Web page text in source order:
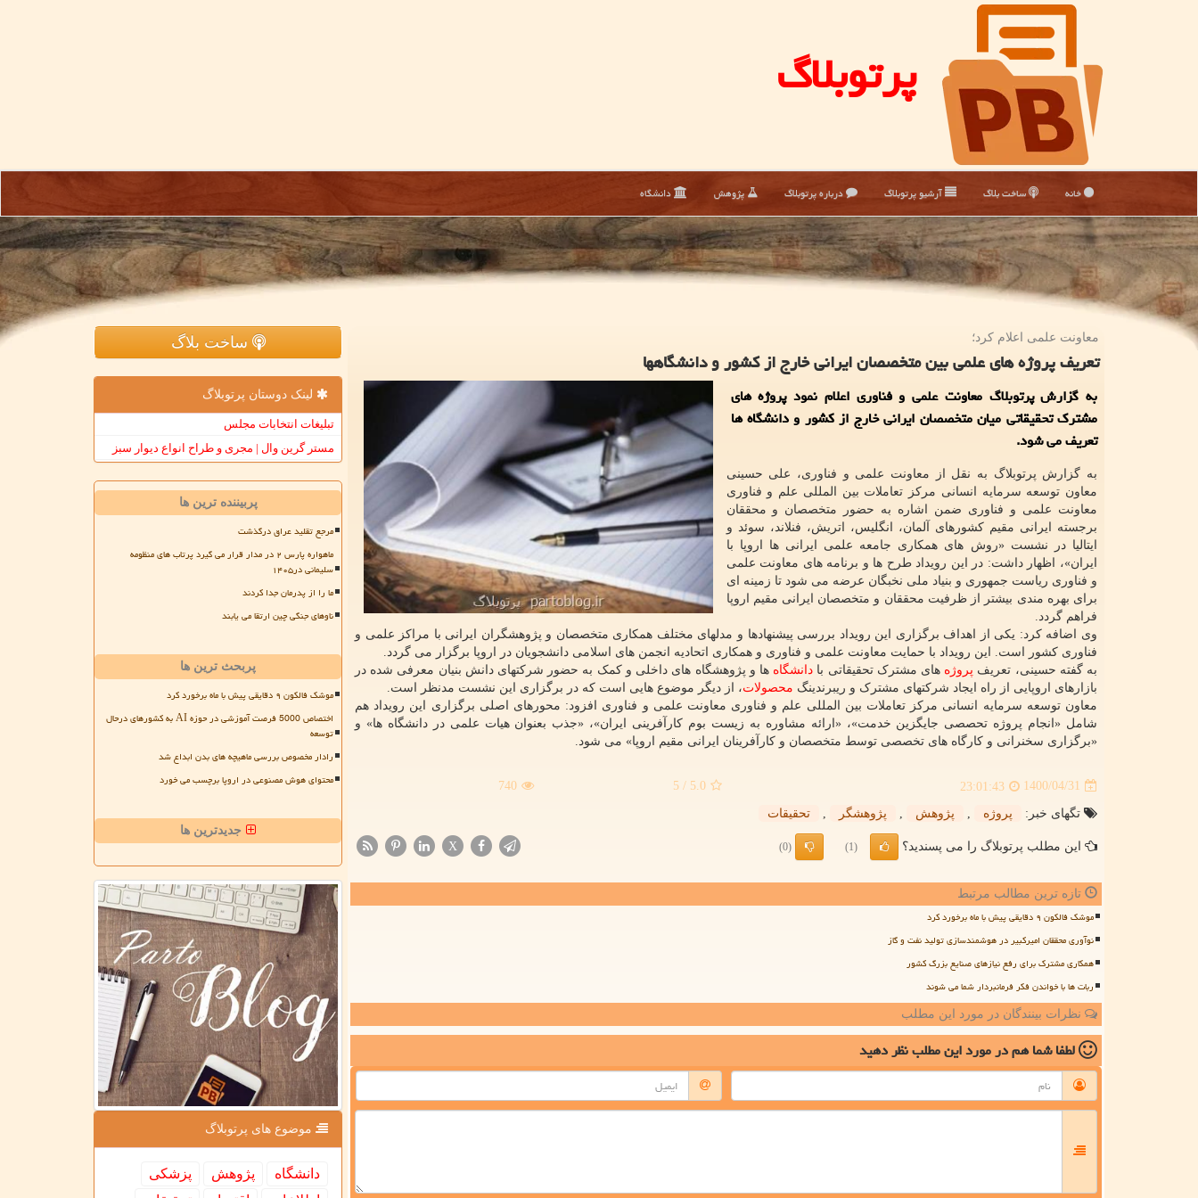
پرتوبلاگ
خانه ساخت بلاگ آرشیو پرتوبلاگ درباره پرتوبلاگ پژوهش دانشگاه
معاونت علمی اعلام كرد؛
تعریف پروژه های علمی بین متخصصان ایرانی خارج از كشور و دانشگاهها
به گزارش پرتوبلاگ معاونت علمی و فناوری اعلام نمود پروژه های
مشترک تحقیقاتی میان متخصصان ایرانی خارج از کشور و دانشگاه ها
تعریف می شود.
به گزارش پرتوبلاگ به نقل از معاونت علمی و فناوری، علی حسینی
معاون توسعه سرمایه انسانی مرکز تعاملات بین المللی علم و فناوری
معاونت علمی و فناوری ضمن اشاره به حضور متخصصان و محققان
برجسته ایرانی مقیم کشورهای آلمان، انگلیس، اتریش، فنلاند، سوئد و
ایتالیا در نشست «روش های همکاری جامعه علمی ایرانی ها اروپا با
ایران»، اظهار داشت: در این رویداد طرح ها و برنامه های معاونت علمی
و فناوری ریاست جمهوری و بنیاد ملی نخبگان عرضه می شود تا زمینه ای
برای بهره مندی بیشتر از ظرفیت محققان و متخصصان ایرانی مقیم اروپا
فراهم گردد.
وی اضافه کرد: یکی از اهداف برگزاری این رویداد بررسی پیشنهادها و مدلهای مختلف همکاری متخصصان و پژوهشگران ایرانی با مراکز علمی و
فناوری کشور است. این رویداد با حمایت معاونت علمی و فناوری و همکاری اتحادیه انجمن های اسلامی دانشجویان در اروپا برگزار می گردد.
به گفته حسینی، تعریف پروژه های مشترک تحقیقاتی با دانشگاه ها و پژوهشگاه های داخلی و کمک به حضور شرکتهای دانش بنیان معرفی شده در
بازارهای اروپایی از راه ایجاد شرکتهای مشترک و ریبرندینگ محصولات، از دیگر موضوع هایی است که در برگزاری این نشست مدنظر است.
معاون توسعه سرمایه انسانی مرکز تعاملات بین المللی علم و فناوری معاونت علمی و فناوری افزود: محورهای اصلی برگزاری این رویداد هم
شامل «انجام پروژه تحصصی جایگزین خدمت»، «ارائه مشاوره به زیست بوم کارآفرینی ایران»، «جذب بعنوان هیات علمی در دانشگاه ها» و
«برگزاری سخنرانی و کارگاه های تخصصی توسط متخصصان و کارآفرینان ایرانی مقیم اروپا» می شود.
1400/04/31
23:01:43
5.0
/ 5
740
تگهای خبر: پروژه , پژوهش , پژوهشگر , تحقیقات
این مطلب پرتوبلاگ را می پسندید؟ (1)
(0)
X
تازه ترین مطالب مرتبط
موشک فالکون ۹ دقایقی پیش با ماه برخورد کرد
نوآوری محققان امیرکبیر در هوشمندسازی تولید نفت و گاز
همکاری مشترک برای رفع نیازهای صنایع بزرگ کشور
ربات ها با خواندن فکر فرمانبردار شما می شوند
نظرات بینندگان در مورد این مطلب
لطفا شما همدر مورد این مطلبنظر دهید
ساخت بلاگ
لینک دوستان پرتوبلاگ
تبلیغات انتخابات مجلس
مستر گرین وال | مجری و طراح انواع دیوار سبز
پربیننده ترین ها
مرجع تقلید عراق درگذشت
ماهواره پارس ۲ در مدار قرار می گیرد پرتاب های منظومه
سلیمانی در۱۴۰۵
ما را از پدرمان جدا کردند
ناوهای جنگی چین ارتقا می یابند
پربحث ترین ها
موشک فالکون ۹ دقایقی پیش با ماه برخورد کرد
اختصاص 5000 فرصت آموزشی در حوزه AI به کشورهای درحال
توسعه
رادار مخصوص بررسی ماهیچه های بدن ابداع شد
محتوای هوش مصنوعی در اروپا برچسب می خورد
جدیدترین ها
موضوع های پرتوبلاگ
دانشگاه پژوهش
پزشكی